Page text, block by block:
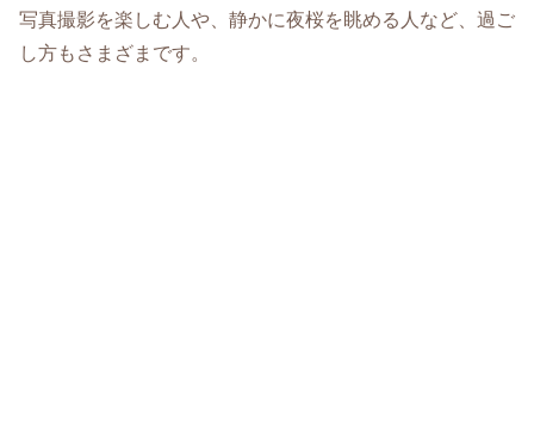
写真撮影を楽しむ人や、静かに夜桜を眺める人など、過ご
し方もさまざまです。